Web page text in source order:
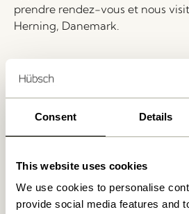
Consent Details
This website uses cookies
We use cookies to personalise
provide social media features and
prendre rendez-vous et nous
Herning, Danemark.
Retour 30 jours
Livraison gratuite à partir de499
Produits similaires